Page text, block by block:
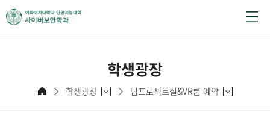
학생광장
학생광장 팀프로젝트실&VR룸 예약